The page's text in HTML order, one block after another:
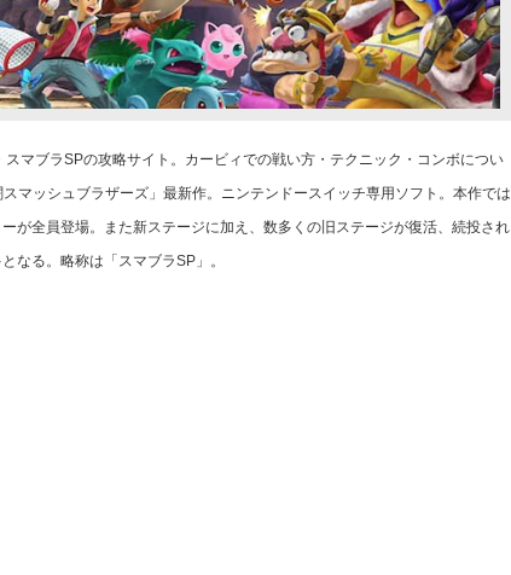
マブラSPの攻略サイト。カービィでの戦い方・テクニック・コンボについ
マッシュブラザーズ」最新作。ニンテンドースイッチ専用ソフト。本作では
が全員登場。また新ステージに加え、数多くの旧ステージが復活、続投され
なる。略称は「スマブラSP」。